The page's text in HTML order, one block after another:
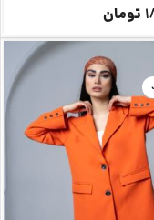
تومان